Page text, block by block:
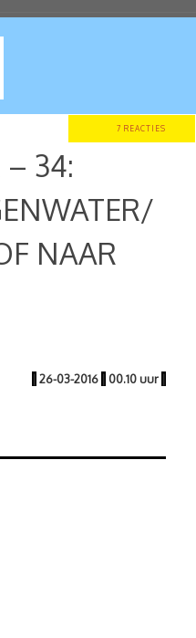
7 REACTIES
– 34:
NAAR
| 26-03-2016 | 00.10 uur |